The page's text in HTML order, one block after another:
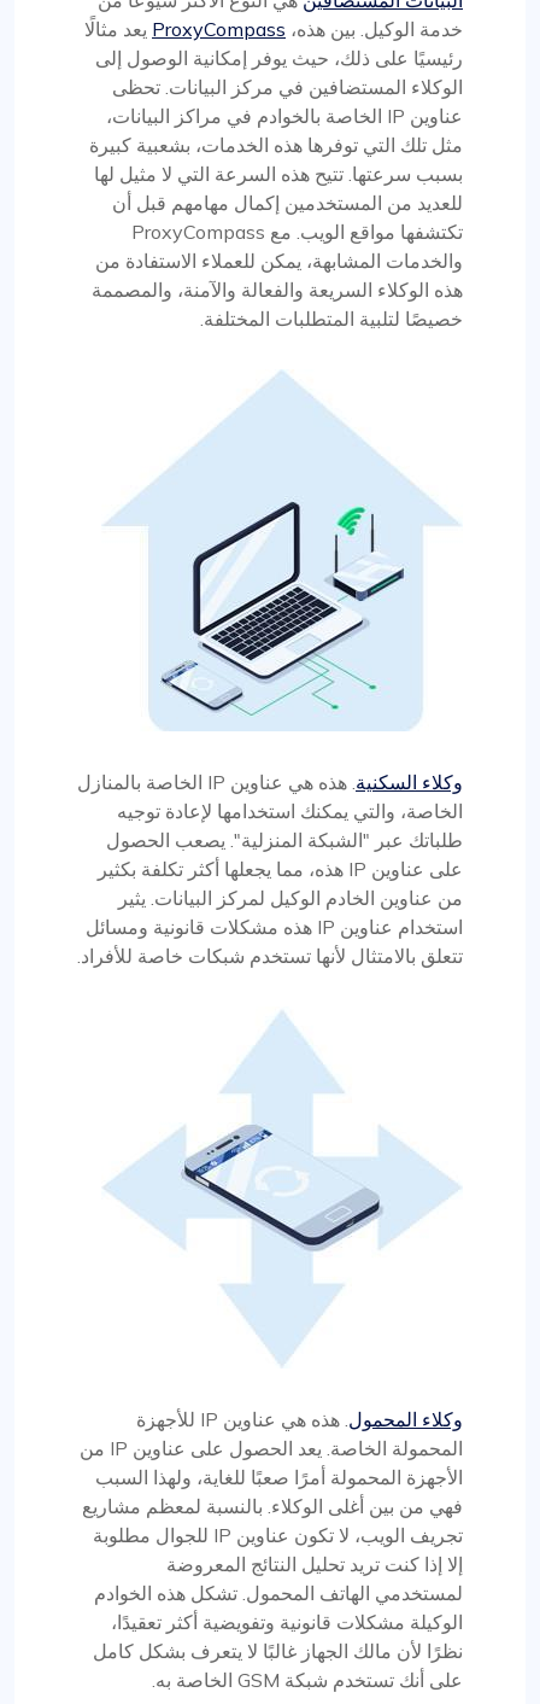
خدمة الوكيل. بين هذه، ProxyCompass يعد مثالًا
رئيسيًا على ذلك، حيث يوفر إمكانية الوصول إلى
الوكلاء المستضافين في مركز البيانات. تحظى
عناوين IP الخاصة بالخوادم في مراكز البيانات،
مثل تلك التي توفرها هذه الخدمات، بشعبية كبيرة
بسبب سرعتها. تتيح هذه السرعة التي لا مثيل لها
للعديد من المستخدمين إكمال مهامهم قبل أن
تكتشفها مواقع الويب. مع ProxyCompass
والخدمات المشابهة، يمكن للعملاء الاستفادة من
هذه الوكلاء السريعة والفعالة والآمنة، والمصممة
خصيصًا لتلبية المتطلبات المختلفة.
وكلاء السكنية
. هذه هي عناوين IP الخاصة بالمنازل
الخاصة، والتي يمكنك استخدامها لإعادة توجيه
طلباتك عبر "الشبكة المنزلية". يصعب الحصول
على عناوين IP هذه، مما يجعلها أكثر تكلفة بكثير
من عناوين الخادم الوكيل لمركز البيانات. يثير
استخدام عناوين IP هذه مشكلات قانونية ومسائل
تتعلق بالامتثال لأنها تستخدم شبكات خاصة للأفراد.
وكلاء المحمول
. هذه هي عناوين IP للأجهزة
المحمولة الخاصة. يعد الحصول على عناوين IP من
الأجهزة المحمولة أمرًا صعبًا للغاية، ولهذا السبب
فهي من بين أغلى الوكلاء. بالنسبة لمعظم مشاريع
تجريف الويب، لا تكون عناوين IP للجوال مطلوبة
إلا إذا كنت تريد تحليل النتائج المعروضة
لمستخدمي الهاتف المحمول. تشكل هذه الخوادم
الوكيلة مشكلات قانونية وتفويضية أكثر تعقيدًا،
نظرًا لأن مالك الجهاز غالبًا لا يتعرف بشكل كامل
على أنك تستخدم شبكة GSM الخاصة به.